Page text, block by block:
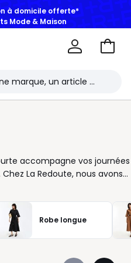
Aller
accompagne vos journées
La Redoute, nous avons
choix, que vous cherchiez
ou une option plus
robe est conçue pour
coupes lisibles et des
les détails qui comptent : un
Robe longue